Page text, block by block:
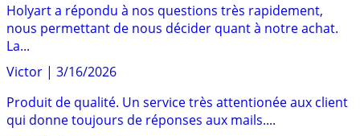
Holyart a répondu à nos questions très rapidement,
nous permettant de nous décider quant à notre achat.
La...
Victor | 3/16/2026
Produit de qualité. Un service très attentionée aux client
qui donne toujours de réponses aux mails....